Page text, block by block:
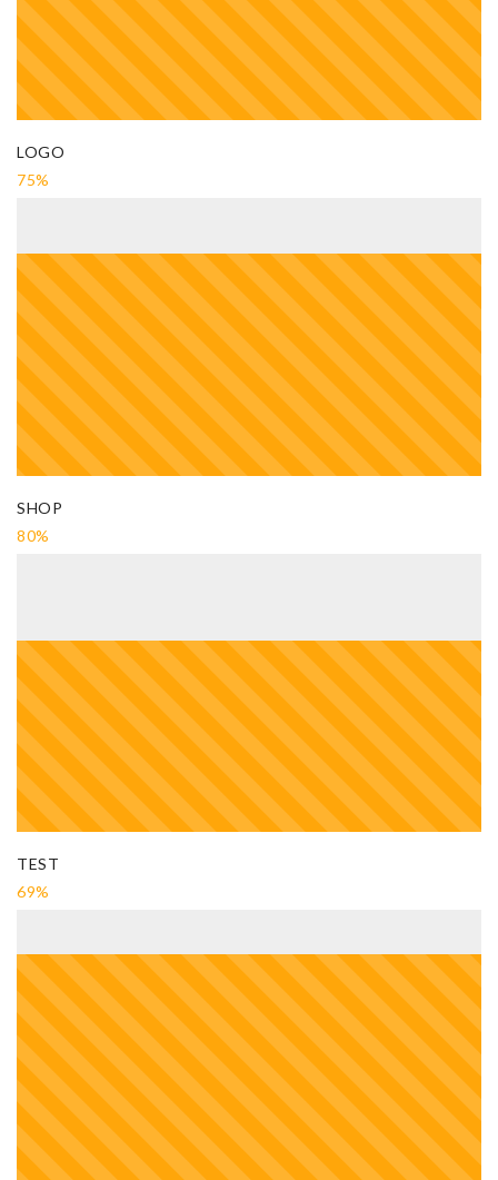
LOGO
75%
SHOP
80%
TEST
69%